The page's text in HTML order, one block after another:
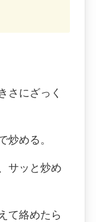
さにざっく
炒める。
サッと炒め
て絡めたら